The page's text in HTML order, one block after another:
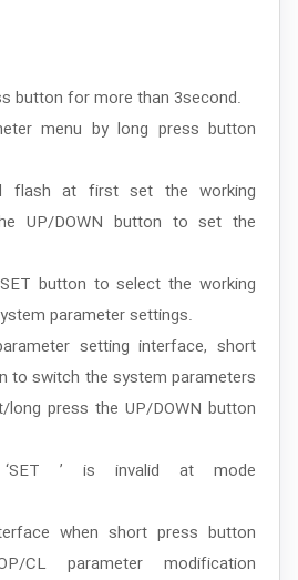
button for more than 3second.
menu by long press button
flash at first set the working
UP/DOWN button to set the
button to select the working
parameter settings.
setting interface, short
to switch the system parameters
press the UP/DOWN button
‘SET ’ is invalid at mode
when short press button
CL parameter modification